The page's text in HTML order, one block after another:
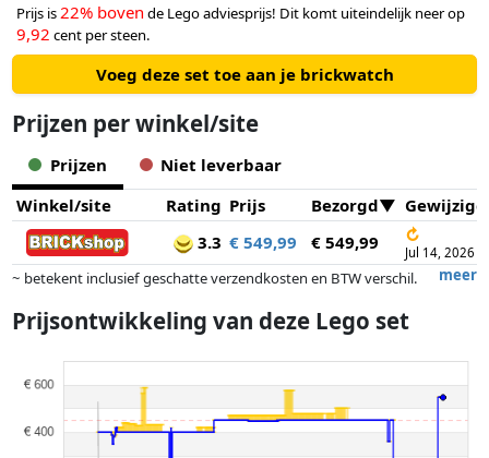
Prijs is22% boven de Lego adviesprijs! Dit komt uiteindelijk neer op
9,92 cent per steen.
Voeg deze set toe aan je brickwatch
Prijzen per winkel/site
Prijzen
Niet leverbaar
Winkel/site
Rating Prijs Bezorgd
Gewijzigd
3.3 € 549,99 € 549,99 ↻
Jul 14, 2026
meer
~ betekent inclusief geschatte verzendkosten en BTW verschil.
gewicht.
partners hebben hier geen enkele invoed op. Alleen bij gelijke prijzen
kunnen historische prestaties de volgorde beïnvloeden.
Prijsontwikkeling van deze Lego set